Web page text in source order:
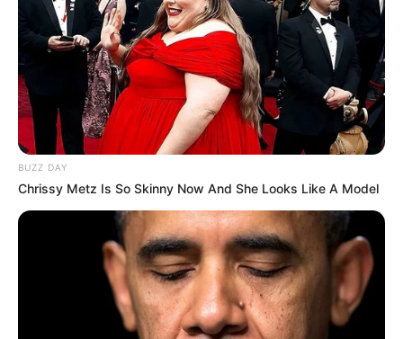
BUZZ DAY
Chrissy Metz Is So Skinny Now And She Looks Like A Model